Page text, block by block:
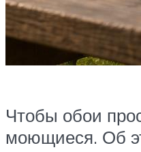
Чтобы обои
моющиеся. Об